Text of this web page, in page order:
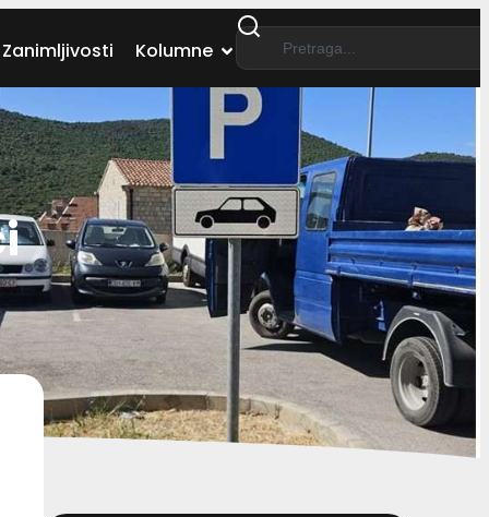
Zanimljivosti Kolumne